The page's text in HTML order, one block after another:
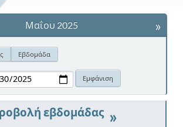
»
Μαΐου 2025
Εβδομάδα
»